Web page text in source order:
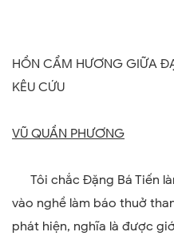
HỒN CẨM HƯƠNG GIỮA
KÊU CỨU
VŨ QUẦN PHƯƠNG
Tôi chắc Đặng Bá Tiến
vào nghề làm báo thuở
phát hiện, nghĩa là được